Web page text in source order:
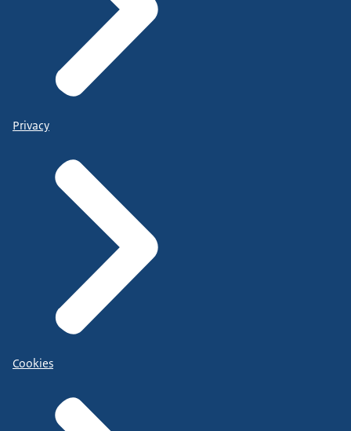
Privacy
Cookies